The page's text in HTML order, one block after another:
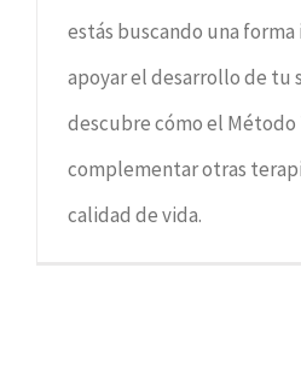
estás buscando una
apoyar el desarrollo de tu
descubre cómo el
complementar otras
calidad de vida.